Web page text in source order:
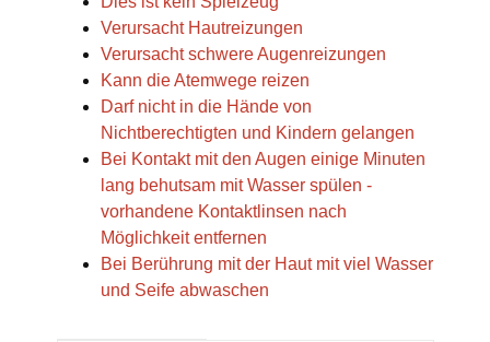
Verursacht Hautreizungen
Verursacht schwere Augenreizungen
Kann die Atemwege reizen
Darf nicht in die Hände von
Nichtberechtigten und Kindern gelangen
Bei Kontakt mit den Augen einige Minuten
lang behutsam mit Wasser spülen -
vorhandene Kontaktlinsen nach
Möglichkeit entfernen
Bei Berührung mit der Haut mit viel Wasser
und Seife abwaschen